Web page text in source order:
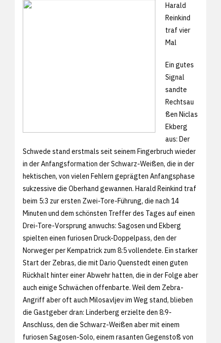
Harald
Reinkind
traf vier
Mal
Ein gutes
Signal
sandte
Rechtsau
ßen Niclas
Ekberg
aus: Der
Schwede stand erstmals seit seinem Fingerbruch wieder
in der Anfangsformation der Schwarz-Weißen, die in der
hektischen, von vielen Fehlern geprägten Anfangsphase
sukzessive die Oberhand gewannen. Harald Reinkind traf
beim 5:3 zur ersten Zwei-Tore-Führung, die nach 14
Minuten und dem schönsten Treffer des Tages auf einen
Drei-Tore-Vorsprung anwuchs: Sagosen und Ekberg
spielten einen furiosen Druck-Doppelpass, den der
Norweger per Kempatrick zum 8:5 vollendete. Ein starker
Start der Zebras, die mit Dario Quenstedt einen guten
Rückhalt hinter einer Abwehr hatten, die in der Folge aber
auch einige Schwächen offenbarte. Weil dem Zebra-
Angriff aber oft auch Milosavljev im Weg stand, blieben
die Gastgeber dran: Linderberg erzielte den 8:9-
Anschluss, den die Schwarz-Weißen aber mit einem
furiosen Sagosen-Solo, einem rasanten Gegenstoß von